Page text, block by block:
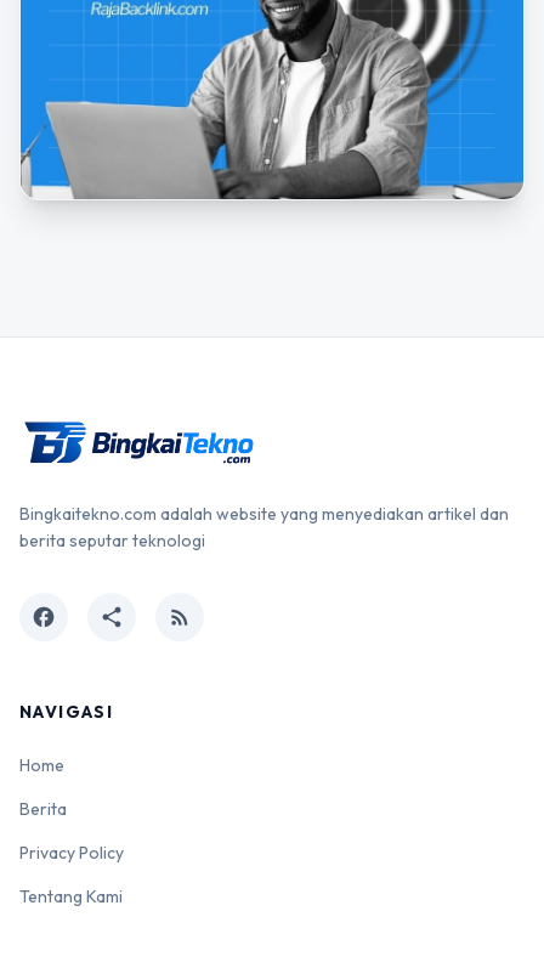
Bingkaitekno.com adalah website yang menyediakan artikel dan
berita seputar teknologi
facebook share rss_feed
NAVIGASI
Home
Berita
Privacy Policy
Tentang Kami